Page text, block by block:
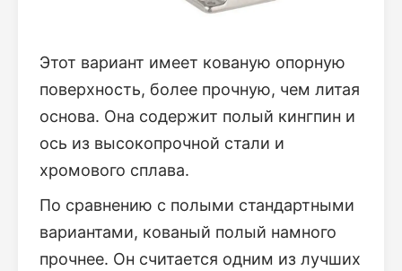
Этот вариант имеет кованую опорную
поверхность, более прочную, чем литая
основа. Она содержит полый кингпин и
ось из высокопрочной стали и
хромового сплава.
По сравнению с полыми стандартными
вариантами, кованый полый намного
прочнее. Он считается одним из лучших